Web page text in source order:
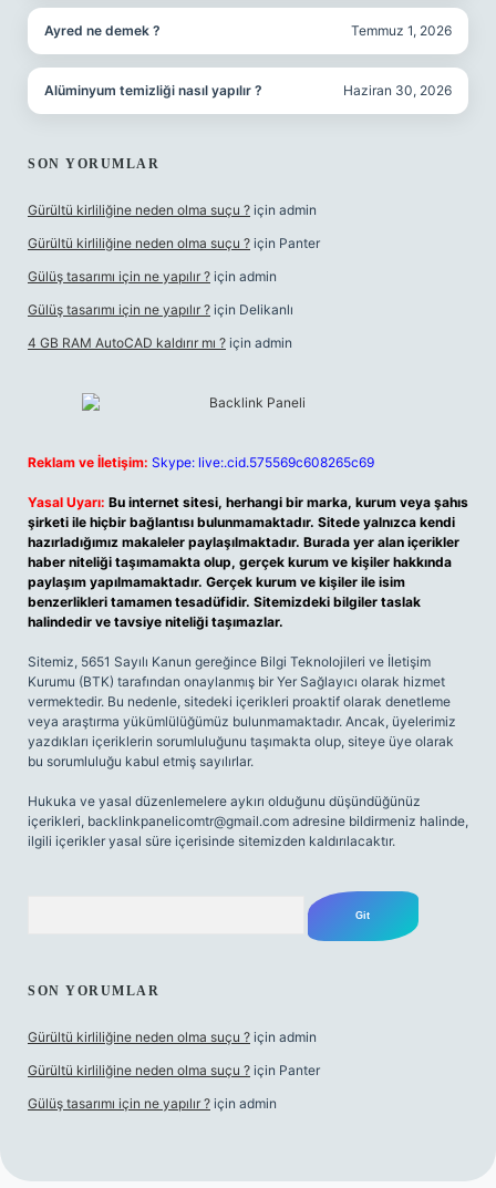
Ayred ne demek ? Temmuz 1, 2026
Alüminyum temizliği nasıl yapılır ? Haziran 30, 2026
SON YORUMLAR
Gürültü kirliliğine neden olma suçu ? için admin
Gürültü kirliliğine neden olma suçu ? için Panter
Gülüş tasarımı için ne yapılır ? için admin
Gülüş tasarımı için ne yapılır ? için Delikanlı
4 GB RAM AutoCAD kaldırır mı ? için admin
Reklam ve İletişim: Skype: live:.cid.575569c608265c69
Yasal Uyarı: Bu internet sitesi, herhangi bir marka, kurum veya şahıs
şirketi ile hiçbir bağlantısı bulunmamaktadır. Sitede yalnızca kendi
hazırladığımız makaleler paylaşılmaktadır. Burada yer alan içerikler
haber niteliği taşımamakta olup, gerçek kurum ve kişiler hakkında
paylaşım yapılmamaktadır. Gerçek kurum ve kişiler ile isim
benzerlikleri tamamen tesadüfidir. Sitemizdeki bilgiler taslak
halindedir ve tavsiye niteliği taşımazlar.
Sitemiz, 5651 Sayılı Kanun gereğince Bilgi Teknolojileri ve İletişim
Kurumu (BTK) tarafından onaylanmış bir Yer Sağlayıcı olarak hizmet
vermektedir. Bu nedenle, sitedeki içerikleri proaktif olarak denetleme
veya araştırma yükümlülüğümüz bulunmamaktadır. Ancak, üyelerimiz
yazdıkları içeriklerin sorumluluğunu taşımakta olup, siteye üye olarak
bu sorumluluğu kabul etmiş sayılırlar.
Hukuka ve yasal düzenlemelere aykırı olduğunu düşündüğünüz
içerikleri, backlinkpanelicomtr@gmail.com adresine bildirmeniz halinde,
ilgili içerikler yasal süre içerisinde sitemizden kaldırılacaktır.
SON YORUMLAR
Gürültü kirliliğine neden olma suçu ? için admin
Gürültü kirliliğine neden olma suçu ? için Panter
Gülüş tasarımı için ne yapılır ? için admin